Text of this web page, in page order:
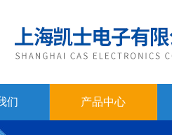
们 产品中心